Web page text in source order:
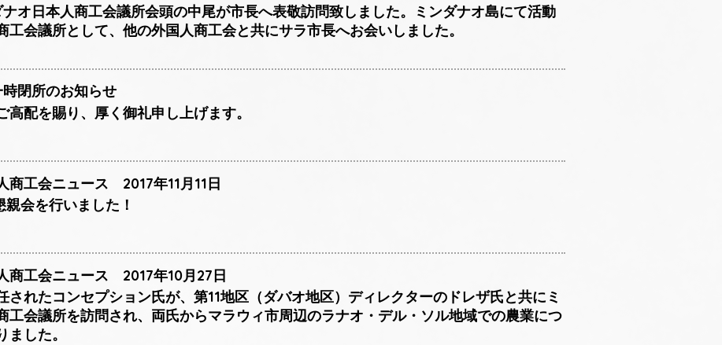
オ日本人商工会議所会頭の中尾が市長へ表敬訪問致しました。ミンダナオ島にて活動
工会議所として、他の外国人商工会と共にサラ市長へお会いしました。
閉所のお知らせ
高配を賜り、厚く御礼申し上げます。
商工会ニュース 2017年11月11日
親会を行いました！
商工会ニュース 2017年10月27日
されたコンセプション氏が、第11地区（ダバオ地区）ディレクターのドレザ氏と共にミ
工会議所を訪問され、両氏からマラウィ市周辺のラナオ・デル・ソル地域での農業につ
した。